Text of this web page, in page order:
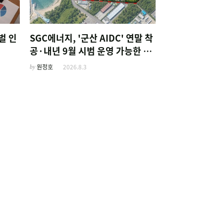
인
SGC에너지, '군산 AIDC' 연말 착
공·내년 9월 시범 운영 가능한 이
유
by원정호 2026.8.3